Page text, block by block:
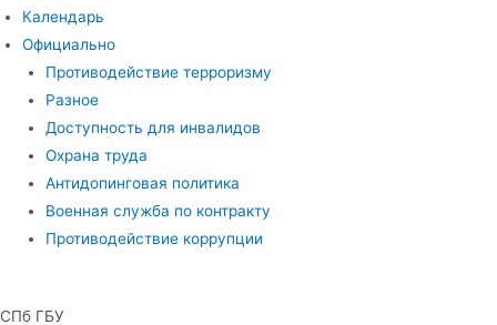
Календарь
Официально
Противодействие терроризму
Разное
Доступность для инвалидов
Охрана труда
Антидопинговая политика
Военная служба по контракту
Противодействие коррупции
СПб ГБУ